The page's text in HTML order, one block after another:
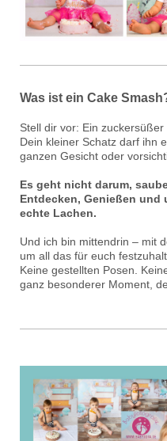
Was ist ein Cake
Stell dir vor: Ein
Dein kleiner Schatz darf ihn
ganzen Gesicht oder
Es geht nicht darum,
Entdecken, Genießen und
echte Lachen.
Und ich bin mittendrin – mit
um all das für euch
Keine gestellten Posen.
ganz besonderer Moment,